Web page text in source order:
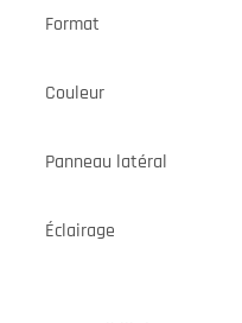
Format
Couleur
Panneau latéral
Éclairage